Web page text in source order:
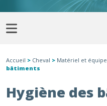
Accueil > Cheval > Matériel et
bâtiments
Hygiène des